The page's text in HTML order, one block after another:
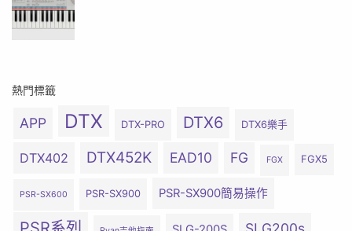
熱門標籤
APP DTX DTX-PRO DTX6 DTX6樂手
DTX402 DTX452K EAD10 FG FGX FGX5
PSR-SX600 PSR-SX900 PSR-SX900簡易操作